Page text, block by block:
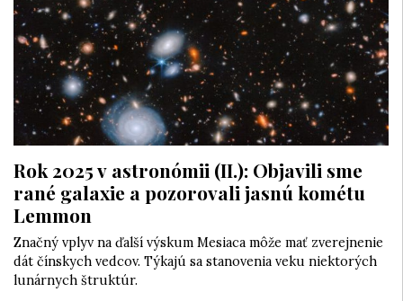
Rok 2025 v astronómii (II.): Objavili sme
rané galaxie a pozorovali jasnú kométu
Lemmon
Značný vplyv na ďalší výskum Mesiaca môže mať zverejnenie
dát čínskych vedcov. Týkajú sa stanovenia veku niektorých
lunárnych štruktúr.